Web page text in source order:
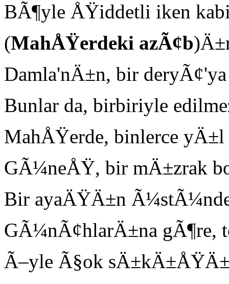
BÃ¶yle ÅŸiddetli iken
(MahÅŸerdeki azÃ¢b
Damla'nÄ±n, bir
Bunlar da, birbiriyle
MahÅŸerde, binlerce
GÃ¼neÅŸ, bir mÄ±zrak
Bir ayaÄŸÄ±n
GÃ¼nÃ¢hlarÄ±na gÃ¶re,
Ã–yle Ã§ok